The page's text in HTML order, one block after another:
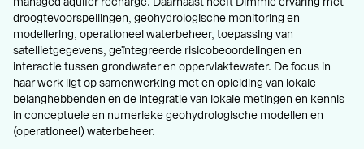
droogtevoorspellingen, geohydrologische monitoring en
modellering, operationeel waterbeheer, toepassing van
satellietgegevens, geïntegreerde risicobeoordelingen en
interactie tussen grondwater en oppervlaktewater. De focus in
haar werk ligt op samenwerking met en opleiding van lokale
belanghebbenden en de integratie van lokale metingen en kennis
in conceptuele en numerieke geohydrologische modellen en
(operationeel) waterbeheer.